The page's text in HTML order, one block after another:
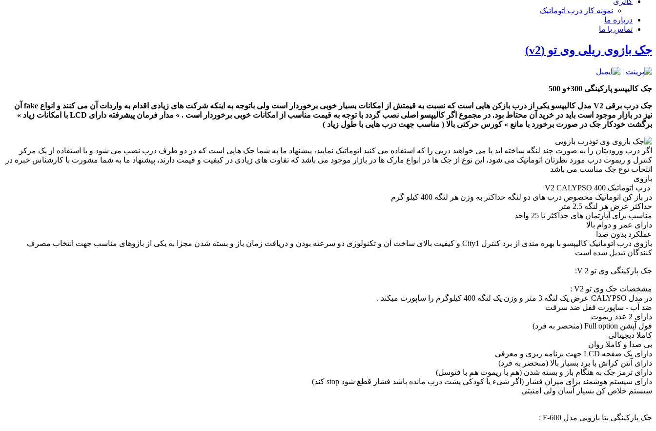
نمونه کار درب اتوماتیک
درباره ما
تماس با ما
جک بازوی ریلی وی تو (v2)
|
جک کالیپسو پارکینگی 300+و 500
جک درب برقی V2 مدل کالیپسو یکی از درب بازکن هایی است که نسبت به قیمتش از امکانات بسیار خوبی برخوردار است ولی باتوجه به اینکه شرکت های زیادی اقدام به واردات آن می کنند و انواع fake آن
نیز در بازار موجود است باید در خرید آن محتاط بود. در مجموع اگر کالیپسو اصلی نصب گردد با توجه به قیمت مناسب از امکانات خوبی برخوردار است . » مدار فرمان پیشرفته دارای LCD با امکانات زیاد »
برگشت خودکار جک در صورت برخورد با مانع » کورس حرکتی بالا ( مناسب جهت درب هایی با طول زیاد )
درب بازویی
اگر درب ورودیتان را به صورت چند لنگه ساخته اید یا می خواهید دربی را که استفاده می کنید اتوماتیک نمایید، پیشنهاد ما به شما جک هایی است که در دو طرف درب نصب می شود و با استفاده از یک مرکز
کنترل و ریموت درب مورد نظرتان اتوماتیک می شود، این نوع از جک ها در انواع مارک ها در بازار موجود می باشد که تفاوت های زیادی در کیفیت و قیمت دارند، پیشنهاد ما به شما مشورت با کارشناس خبره در
انتخاب نوع جک مناسب می باشد
بازوی
درب اتوماتیک V2 CALYPSO 400
در باز کن اتوماتیک مخصوص درب های دو لنگه حداکثر به وزن هر لنگه 400 کیلو گرم
حداکثر عرض هر لنگه 2.5 متر
مناسب برای آپارتمان های حداکثر تا 25 واحد
دارای عمر و دوام بالا
عملکرد بدون صدا
بازوی درب اتوماتیک کالیپسو با بهره مندی از برد کنترل City1 و کیفیت بالای ساخت آن و تکنولوژی دو سرعته بودن و دریافت زمان باز و بسته شدن مجزا به یکی از بازوهای مناسب جهت انتخاب مصرف
کنندگان تبدیل شده است
جک پارکینگی وی تو 2 V:
مشخصات جک وی تو V2 :
در مدل CALYPSO عرض یک لنگه 3 متر و وزن یک لنگه 400 کیلوگرم را ساپورت میکند .
ضد آب - ساپورت قفل ضد سرقت
دارای 2 عدد ریموت
فول آپشن Full option (منحصر به فرد)
کاملا دیجیتالی
بی صدا و کاملا روان
دارای یک صفحه LCD جهت برنامه ریزی و معرفی
دارای آنتن کراش با برد بسیار بالا (منحصر به فرد)
دارای ترمز جک به هنگام باز و بسته شدن (هم با ریموت هم با فتوسل)
دارای سیستم هوشمند برای میزان فشار (اگر شیء یا کودکی پشت درب مانده باشد فشار قطع شود stop کند)
سیستم خلاص کن بسیار آسان ولی امنیتی
جک پارکینگی بتا بازویی مدل F-600 :